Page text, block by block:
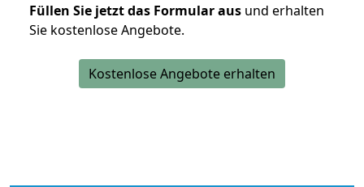
Füllen Sie jetzt das Formular aus und erhalten
Sie kostenlose Angebote.
Kostenlose Angebote erhalten